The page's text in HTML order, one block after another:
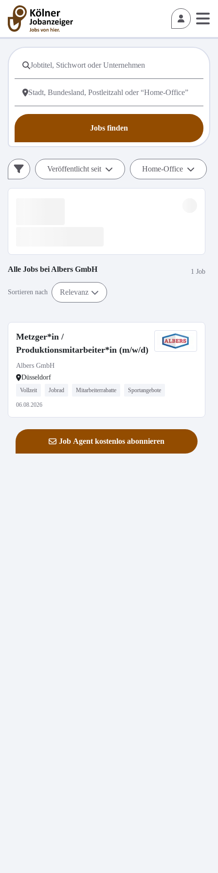
Jobs finden
Veröffentlicht seit Home-Office
Alle Jobs bei Albers GmbH 1 Job
Sortieren nach Relevanz
Metzger*in /
Produktionsmitarbeiter*in (m/w/d)
Albers GmbH
Düsseldorf
Vollzeit Jobrad Mitarbeiterrabatte Sportangebote
06.08.2026
Job Agent kostenlos abonnieren